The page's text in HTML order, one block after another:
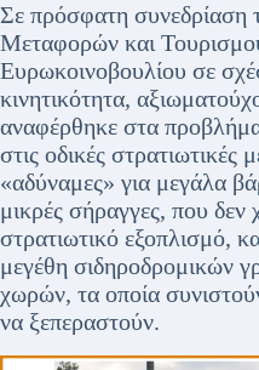
Σε πρόσφατη συνεδρίαση
Μεταφορών και
Ευρωκοινοβουλίου σε
κινητικότητα,
αναφέρθηκε στα
στις οδικές στρατιωτικές
«αδύναμες» για μεγάλα
μικρές σήραγγες, που
στρατιωτικό εξοπλισμό,
μεγέθη σιδηροδρομικών
χωρών, τα οποία
να ξεπεραστούν.